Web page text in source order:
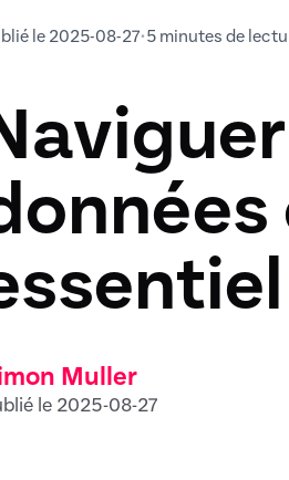
le 2025-08-27•5 minutes de
Muller
le 2025-08-27